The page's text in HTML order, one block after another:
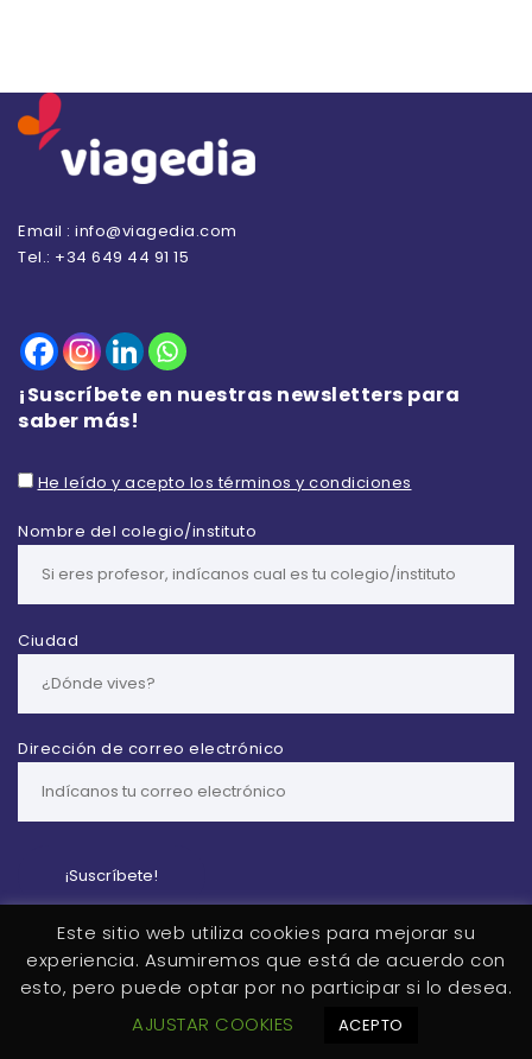
Email : info@viagedia.com
Tel.: +34 649 44 91 15
¡Suscríbete en nuestras newsletters para
saber más!
He leído y acepto los términos y condiciones
Nombre del colegio/instituto
Ciudad
Dirección de correo electrónico
Viagedia | Theme by
Este sitio web utiliza cookies para mejorar su
experiencia. Asumiremos que está de acuerdo con
esto, pero puede optar por no participar si lo desea.
AJUSTAR COOKIES
ACEPTO